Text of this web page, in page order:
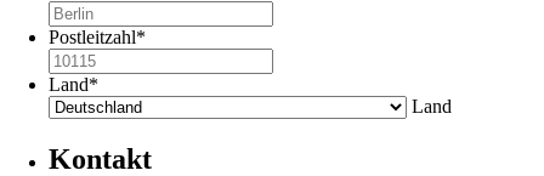
Postleitzahl*
Land*
Land
Kontakt